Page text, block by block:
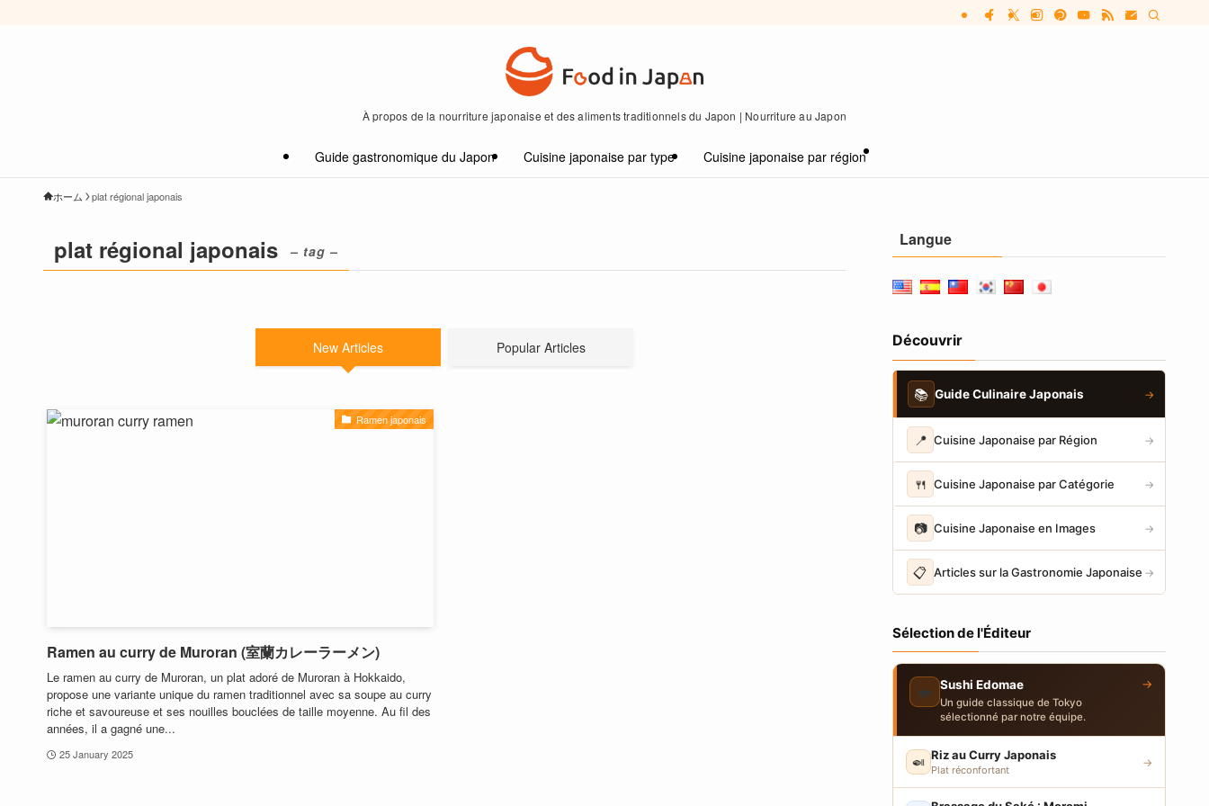
À propos de la nourriture japonaise et des aliments traditionnels du Japon | Nourriture au Japon
Guide gastronomique du Japon Cuisine japonaise par type Cuisine japonaise par région
ホーム plat régional japonais
plat régional japonais – tag –
New Articles Popular Articles
Ramen japonais
Ramen au curry de Muroran (室蘭カレーラーメン)
Le ramen au curry de Muroran, un plat adoré de Muroran à Hokkaido,
propose une variante unique du ramen traditionnel avec sa soupe au curry
riche et savoureuse et ses nouilles bouclées de taille moyenne. Au fil des
années, il a gagné une...
25 January 2025
Langue
Découvrir
📚 Guide Culinaire Japonais →
📍 Cuisine Japonaise par Région →
🍴 Cuisine Japonaise par Catégorie →
📷 Cuisine Japonaise en Images →
📋 Articles sur la Gastronomie Japonaise →
Sélection de l'Éditeur
🍣 Sushi Edomae
Un guide classique de Tokyo
sélectionné par notre équipe.
→
🍛 Riz au Curry Japonais
Plat réconfortant
→